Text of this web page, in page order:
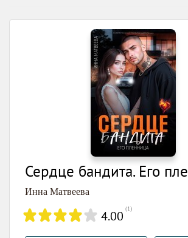
Сердце бандита. Его
Инна Матвеева
4.00 (1)